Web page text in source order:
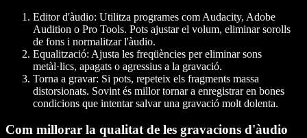
Editor d'àudio: Utilitza programes com Audacity, Adobe
Audition o Pro Tools. Pots ajustar el volum, eliminar sorolls
de fons i normalitzar l'àudio.
Equalització: Ajusta les freqüències per eliminar sons
metàl·lics, apagats o agressius a la gravació.
Torna a gravar: Si pots, repeteix els fragments massa
distorsionats. Sovint és millor tornar a enregistrar en bones
condicions que intentar salvar una gravació molt dolenta.
Com millorar la qualitat de les gravacions d'àudio